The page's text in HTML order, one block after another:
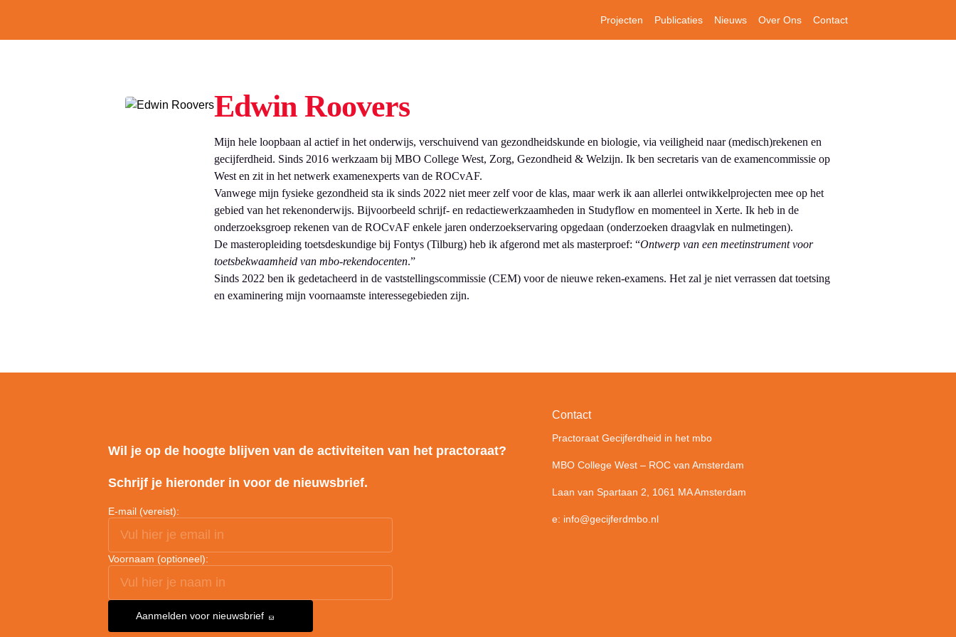
Projecten Publicaties Nieuws Over Ons Contact
Edwin Roovers
Mijn hele loopbaan al actief in het onderwijs, verschuivend van gezondheidskunde en biologie, via veiligheid naar (medisch)rekenen en
gecijferdheid. Sinds 2016 werkzaam bij MBO College West, Zorg, Gezondheid & Welzijn. Ik ben secretaris van de examencommissie op
West en zit in het netwerk examenexperts van de ROCvAF.
Vanwege mijn fysieke gezondheid sta ik sinds 2022 niet meer zelf voor de klas, maar werk ik aan allerlei ontwikkelprojecten mee op het
gebied van het rekenonderwijs. Bijvoorbeeld schrijf- en redactiewerkzaamheden in Studyflow en momenteel in Xerte. Ik heb in de
onderzoeksgroep rekenen van de ROCvAF enkele jaren onderzoekservaring opgedaan (onderzoeken draagvlak en nulmetingen).
De masteropleiding toetsdeskundige bij Fontys (Tilburg) heb ik afgerond met als masterproef: “Ontwerp van een meetinstrument voor
toetsbekwaamheid van mbo-rekendocenten.”
Sinds 2022 ben ik gedetacheerd in de vaststellingscommissie (CEM) voor de nieuwe reken-examens. Het zal je niet verrassen dat toetsing
en examinering mijn voornaamste interessegebieden zijn.
Wil je op de hoogte blijven van de activiteiten van het practoraat?
Schrijf je hieronder in voor de nieuwsbrief.
E-mail (vereist):
Voornaam (optioneel):
Aanmelden voor nieuwsbrief
Contact
Practoraat Gecijferdheid in het mbo
MBO College West – ROC van Amsterdam
Laan van Spartaan 2, 1061 MA Amsterdam
e: info@gecijferdmbo.nl